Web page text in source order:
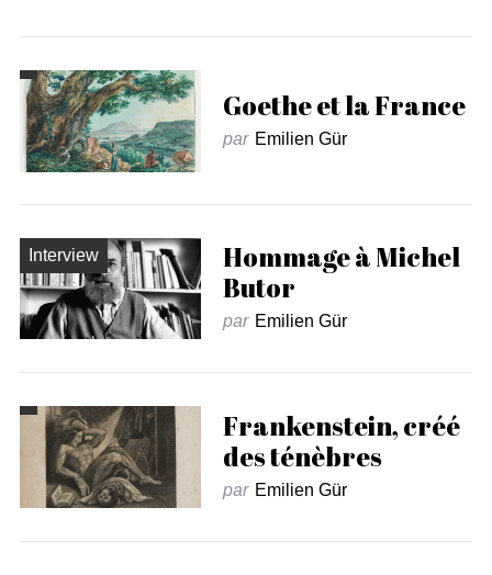
Goethe et la France
par Emilien Gür
Interview
Hommage à Michel
Butor
par Emilien Gür
Frankenstein, créé
des ténèbres
par Emilien Gür